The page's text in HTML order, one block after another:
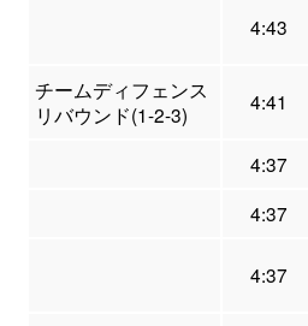
4:43
チームディフェンス
リバウンド(1-2-3)
4:41
4:37
4:37
4:37